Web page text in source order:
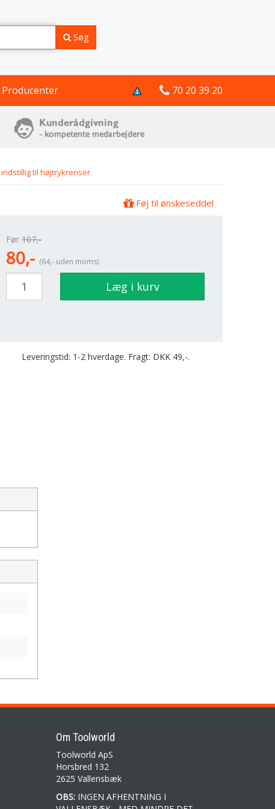
Søg
Producenter 70 20 39 20
til højtrykrenser
Føj til ønskeseddel
Før 107,-
80,- (64,- uden moms)
Læg i kurv
Leveringstid: 1-2 hverdage. Fragt: DKK 49,-.
Om Toolworld
Toolworld ApS
Horsbred 132
2625 Vallensbæk
OBS:INGEN AFHENTNING I